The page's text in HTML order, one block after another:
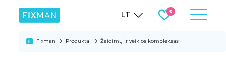
LT
Fixman Produktai Žaidimų ir veiklos kompleksas